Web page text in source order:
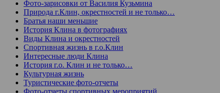
Фото-зарисовки от Василия Кузьмина
Природа г.Клин, окрестностей и не только…
Братья наши меньшие
История Клина в фотографиях
Виды Клина и окрестностей
Спортивная жизнь в г.о.Клин
Интересные люди Клина
История г.о. Клин и не только…
Культурная жизнь
Туристические фото-отчеты
Фото-отчеты спортивных мероприятий